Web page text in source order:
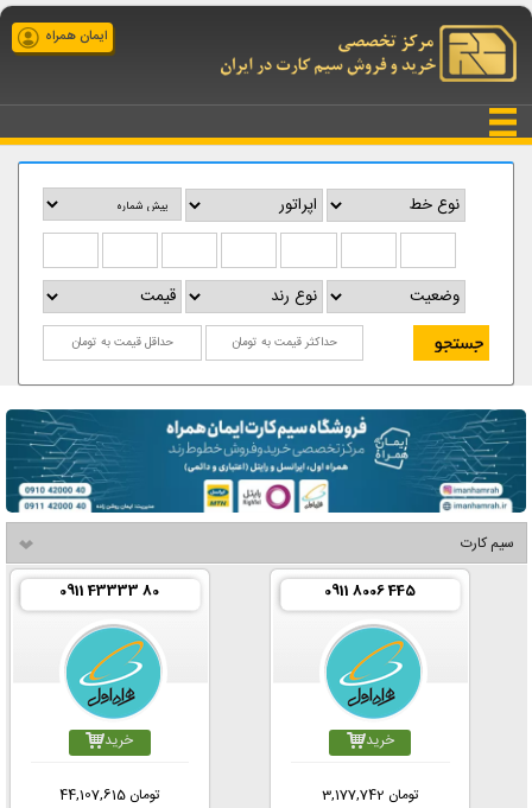
ایمان همراه
سیم کارت
0911 8006 445
خرید
3,177,742 تومان
0911 43333 80
خرید
44,107,615 تومان